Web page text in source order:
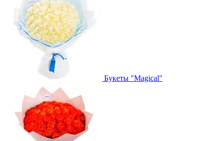
Букеты "Magical"